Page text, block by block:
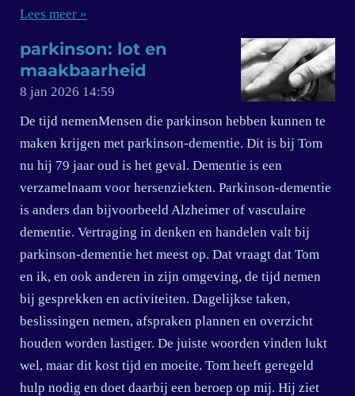
Lees meer »
parkinson: lot en
maakbaarheid
8 jan 2026 14:59
De tijd nemenMensen die parkinson hebben kunnen te
maken krijgen met parkinson-dementie. Dit is bij Tom
nu hij 79 jaar oud is het geval. Dementie is een
verzamelnaam voor hersenziekten. Parkinson-dementie
is anders dan bijvoorbeeld Alzheimer of vasculaire
dementie. Vertraging in denken en handelen valt bij
parkinson-dementie het meest op. Dat vraagt dat Tom
en ik, en ook anderen in zijn omgeving, de tijd nemen
bij gesprekken en activiteiten. Dagelijkse taken,
beslissingen nemen, afspraken plannen en overzicht
houden worden lastiger. De juiste woorden vinden lukt
wel, maar dit kost tijd en moeite. Tom heeft geregeld
hulp nodig en doet daarbij een beroep op mij. Hij ziet